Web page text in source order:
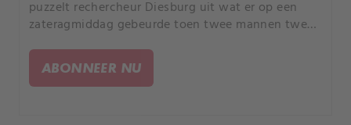
puzzelt rechercheur Diesburg uit wat er op een
zateragmiddag gebeurde toen twee mannen twee
woonbuurt in het 6e district.
ABONNEER NU